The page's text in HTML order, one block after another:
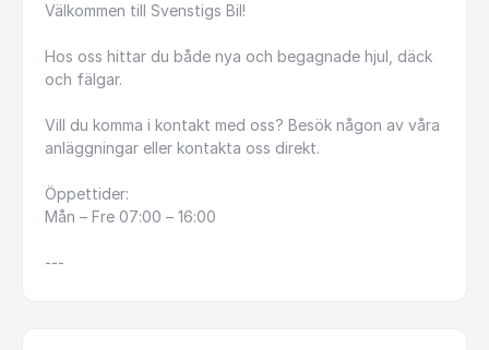
Välkommen till Svenstigs Bil!
Hos oss hittar du både nya och begagnade hjul, däck
och fälgar.
Vill du komma i kontakt med oss? Besök någon av våra
anläggningar eller kontakta oss direkt.
Öppettider:
Mån – Fre 07:00 – 16:00
---